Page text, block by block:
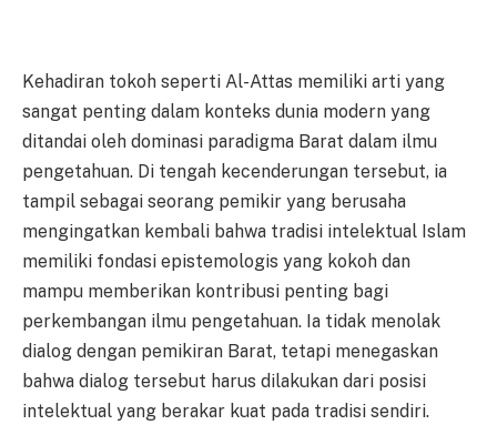
Kehadiran tokoh seperti Al-Attas memiliki arti yang
sangat penting dalam konteks dunia modern yang
ditandai oleh dominasi paradigma Barat dalam ilmu
pengetahuan. Di tengah kecenderungan tersebut, ia
tampil sebagai seorang pemikir yang berusaha
mengingatkan kembali bahwa tradisi intelektual Islam
memiliki fondasi epistemologis yang kokoh dan
mampu memberikan kontribusi penting bagi
perkembangan ilmu pengetahuan. Ia tidak menolak
dialog dengan pemikiran Barat, tetapi menegaskan
bahwa dialog tersebut harus dilakukan dari posisi
intelektual yang berakar kuat pada tradisi sendiri.